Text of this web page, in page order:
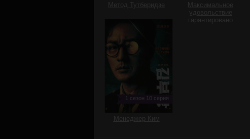
Метод Тутберидзе
Максимальное
удовольствие
гарантировано
1 сезон 10 серия
Менеджер Ким